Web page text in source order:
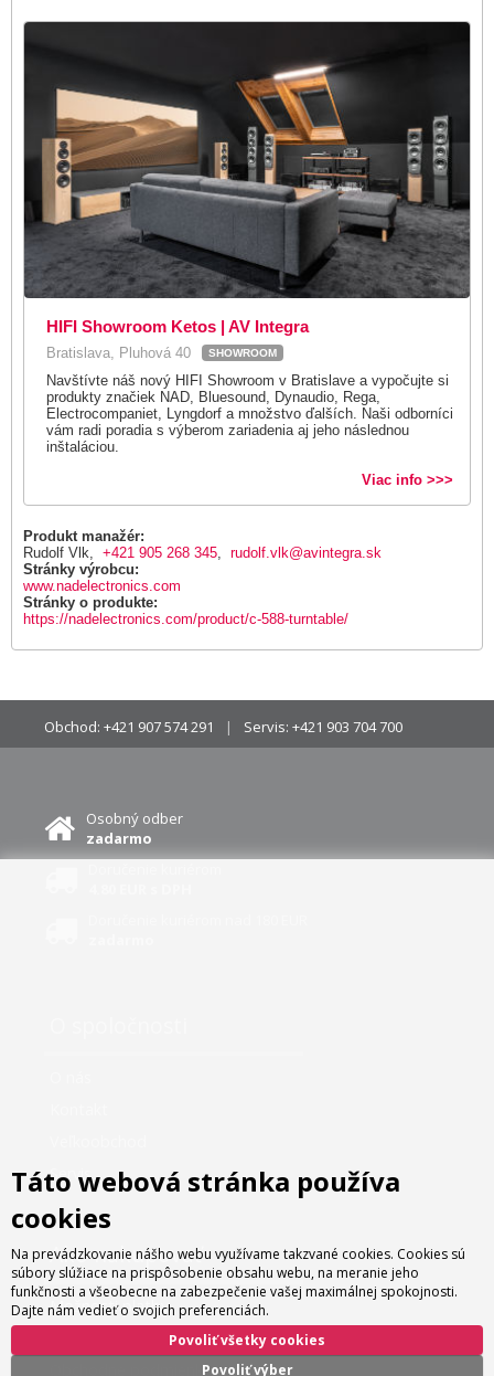
HIFI Showroom Ketos | AV Integra
Bratislava, Pluhová 40 SHOWROOM
Navštívte náš nový HIFI Showroom v Bratislave a vypočujte si
produkty značiek NAD, Bluesound, Dynaudio, Rega,
Electrocompaniet, Lyngdorf a množstvo ďalších. Naši odborníci
vám radi poradia s výberom zariadenia aj jeho následnou
inštaláciou.
Viac info >>>
Produkt manažér:
Rudolf Vlk, +421 905 268 345, rudolf.vlk@avintegra.sk
Stránky výrobcu:
www.nadelectronics.com
Stránky o produkte:
https://nadelectronics.com/product/c-588-turntable/
Obchod: +421 907 574 291 Servis: +421 903 704 700
Osobný odber
zadarmo
Servis
Ako nakupovať
Možnosti platby
Možnosti dopravy
Obchodné podmienky
Táto webová stránka používa
cookies
Na prevádzkovanie nášho webu využívame takzvané cookies. Cookies sú
súbory slúžiace na prispôsobenie obsahu webu, na meranie jeho
funkčnosti a všeobecne na zabezpečenie vašej maximálnej spokojnosti.
Dajte nám vedieť o svojich preferenciách.
Povoliť výber
Povoliť všetky cookies